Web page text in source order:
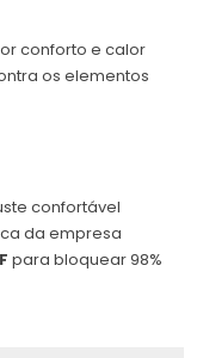
conforto e calor
os elementos
confortável
da empresa
para bloquear 98%